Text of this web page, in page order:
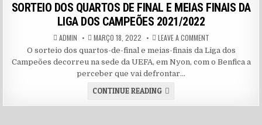
SORTEIO DOS QUARTOS DE FINAL E MEIAS FINAIS DA
LIGA DOS CAMPEÕES 2021/2022
AUTHOR:
ADMIN PUBLISHED DATE:
MARÇO 18, 2022 LEAVE A COMMENTON SORTEIO DOS
O sorteio dos quartos-de-final e meias-finais da Liga dos
Campeões decorreu na sede da UEFA, em Nyon, com o Benfica a
perceber que vai defrontar…
CONTINUE READINGSORTEIO DOS QUARTOS